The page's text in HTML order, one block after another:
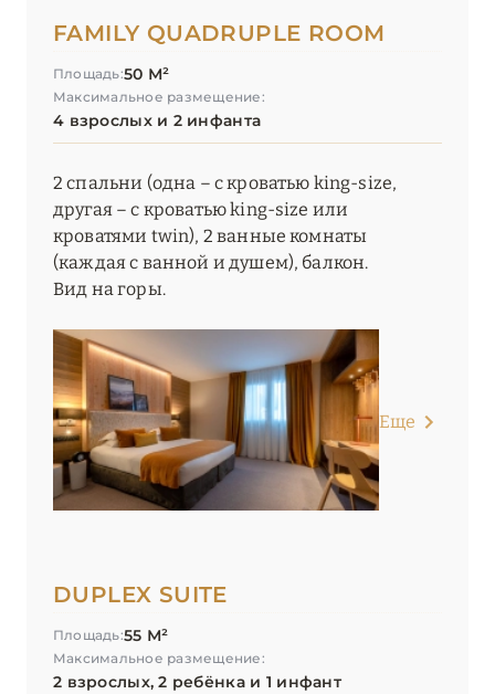
Relaxed Catered Chalet St. Christophe
Résidence Carlina
Résidence Daria-I Nor
Residence Koh-I Nor (Les Etincelles)
Résidence Les Arolles
Résidences Village Montana
Six Senses Residences Courchevel
Ultima Hotel Courchevel
Villa Maïa
White 1921 Courchevel
ОКСИТАНИЯ
ПАРИЖ
FAMILY QUADRUPLE ROOM
Площадь:50 М²
Максимальное размещение:
4 взрослых и 2 инфанта
2 спальни (одна – с кроватью king-size,
другая – с кроватью king-size или
кроватями twin), 2 ванные комнаты
(каждая с ванной и душем), балкон.
Вид на горы.
Еще
DUPLEX SUITE
Площадь:55 М²
Максимальное размещение:
2 взрослых, 2 ребёнка и 1 инфант